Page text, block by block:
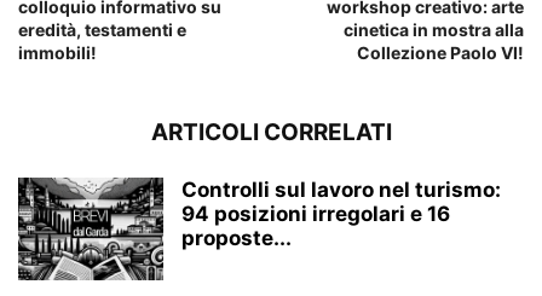
colloquio informativo su
eredità, testamenti e
immobili!
workshop creativo: arte
cinetica in mostra alla
Collezione Paolo VI!
ARTICOLI CORRELATI
Controlli sul lavoro nel turismo:
94 posizioni irregolari e 16
proposte...